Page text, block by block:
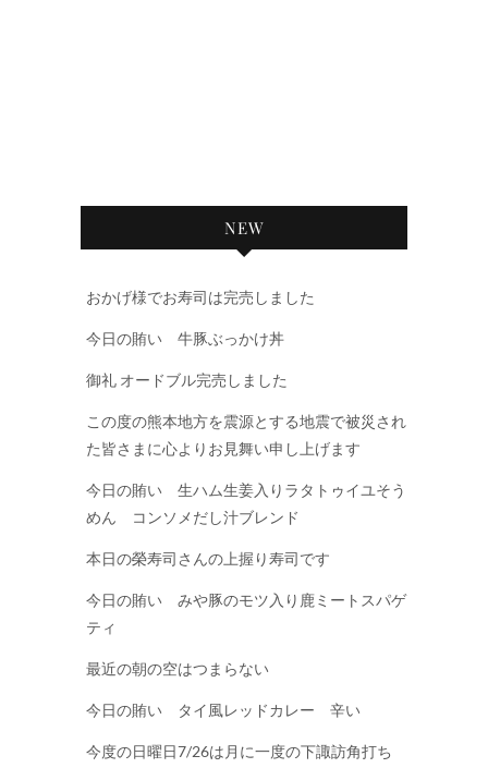
NEW
おかげ様でお寿司は完売しました
今日の賄い 牛豚ぶっかけ丼
御礼 オードブル完売しました
この度の熊本地方を震源とする地震で被災され
た皆さまに心よりお見舞い申し上げます
今日の賄い 生ハム生姜入りラタトゥイユそう
めん コンソメだし汁ブレンド
本日の榮寿司さんの上握り寿司です
今日の賄い みや豚のモツ入り鹿ミートスパゲ
ティ
最近の朝の空はつまらない
今日の賄い タイ風レッドカレー 辛い
今度の日曜日7/26は月に一度の下諏訪角打ち